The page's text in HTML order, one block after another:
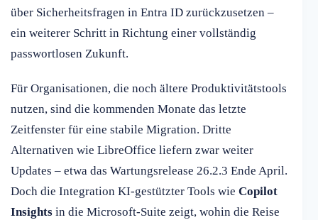
über Sicherheitsfragen in Entra ID zurückzusetzen –
ein weiterer Schritt in Richtung einer vollständig
passwortlosen Zukunft.
Für Organisationen, die noch ältere Produktivitätstools
nutzen, sind die kommenden Monate das letzte
Zeitfenster für eine stabile Migration. Dritte
Alternativen wie LibreOffice liefern zwar weiter
Updates – etwa das Wartungsrelease 26.2.3 Ende April.
Doch die Integration KI-gestützter Tools wie Copilot
Insights in die Microsoft-Suite zeigt, wohin die Reise